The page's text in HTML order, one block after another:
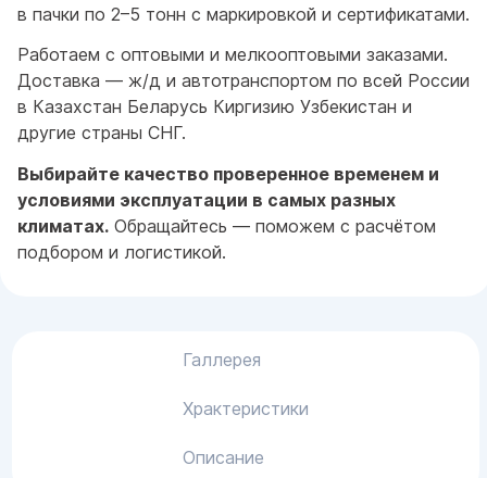
в пачки по 2–5 тонн с маркировкой и сертификатами.
Работаем с оптовыми и мелкооптовыми заказами.
Доставка — ж/д и автотранспортом по всей России
в Казахстан Беларусь Киргизию Узбекистан и
другие страны СНГ.
Выбирайте качество проверенное временем и
условиями эксплуатации в самых разных
климатах. Обращайтесь — поможем с расчётом
подбором и логистикой.
Галлерея
Храктеристики
Описание